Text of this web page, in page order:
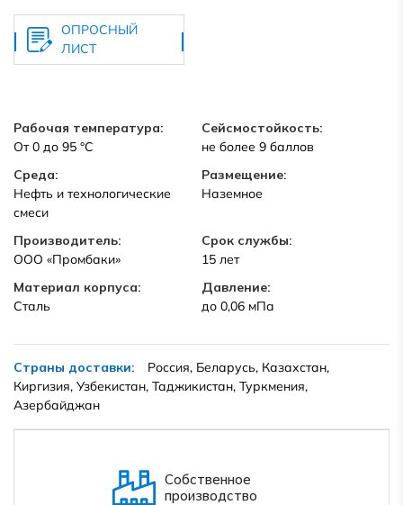
ОПРОСНЫЙ
ЛИСТ
Рабочая температура:
От 0 до 95 °C
Сейсмостойкость:
не более 9 баллов
Среда:
Нефть и технологические
смеси
Размещение:
Наземное
Производитель:
ООО «Промбаки»
Срок службы:
15 лет
Материал корпуса:
Сталь
Давление:
до 0,06 мПа
Страны доставки:
Россия, Беларусь, Казахстан,
Киргизия, Узбекистан, Таджикистан, Туркмения,
Азербайджан
Собственное
производство